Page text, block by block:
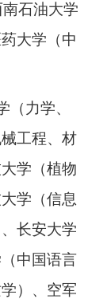
石油大学
大学（中
（力学、
工程、材
学（植物
学（信息
长安大学
中国语言
）、空军